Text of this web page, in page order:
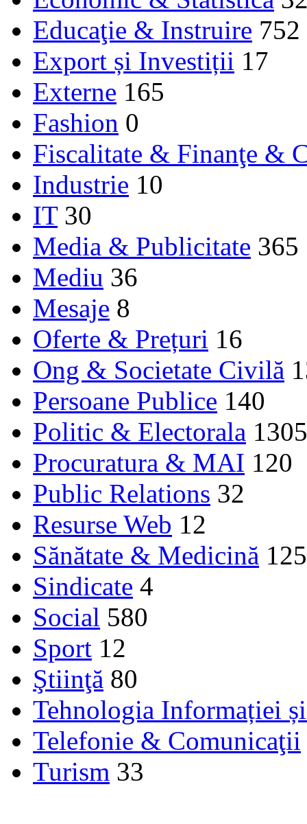
Educaţie & Instruire 752
Export și Investiții 17
Externe 165
Fashion 0
Fiscalitate & Finanţe &
Industrie 10
IT 30
Media & Publicitate 365
Mediu 36
Mesaje 8
Oferte & Prețuri 16
Ong & Societate Civilă
Persoane Publice 140
Politic & Electorala 1305
Procuratura & MAI 120
Public Relations 32
Resurse Web 12
Sănătate & Medicină 125
Sindicate 4
Social 580
Sport 12
Ştiinţă 80
Tehnologia Informației
Telefonie & Comunicaţii
Turism 33